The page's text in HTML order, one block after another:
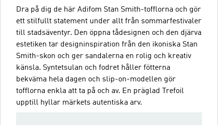
Dra på dig de här Adifom Stan Smith-tofflorna och gör
ett stilfullt statement under allt från sommarfestivaler
till stadsäventyr. Den öppna tådesignen och den djärva
estetiken tar designinspiration från den ikoniska Stan
Smith-skon och ger sandalerna en rolig och kreativ
känsla. Syntetsulan och fodret håller fötterna
bekväma hela dagen och slip-on-modellen gör
tofflorna enkla att ta på och av. En präglad Trefoil
upptill hyllar märkets autentiska arv.